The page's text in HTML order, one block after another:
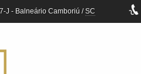
J - Balneário Camboriú /SC